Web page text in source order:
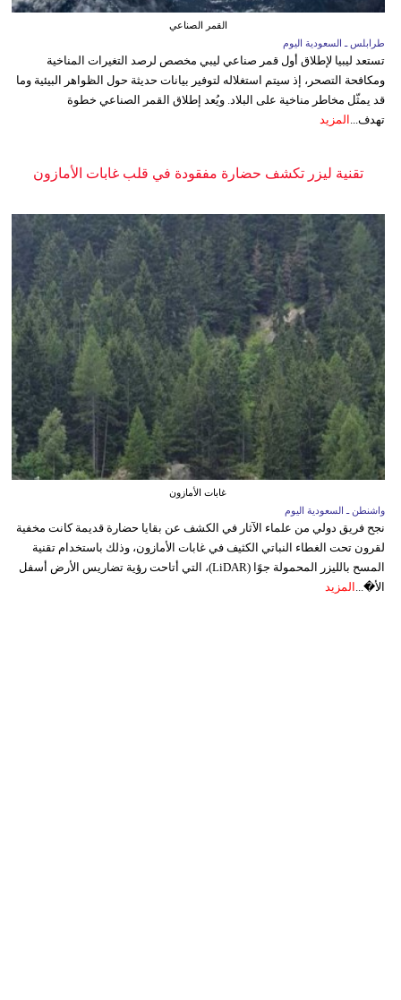
القمر الصناعي
طرابلس ـ السعودية اليوم
تستعد ليبيا لإطلاق أول قمر صناعي ليبي مخصص لرصد التغيرات المناخية
ومكافحة التصحر، إذ سيتم استغلاله لتوفير بيانات حديثة حول الظواهر البيئية وما
قد يمثّل مخاطر مناخية على البلاد. ويُعد إطلاق القمر الصناعي خطوة
تهدف... المزيد
تقنية ليزر تكشف حضارة مفقودة في قلب غابات الأمازون
غابات الأمازون
واشنطن ـ السعودية اليوم
نجح فريق دولي من علماء الآثار في الكشف عن بقايا حضارة قديمة كانت مخفية
لقرون تحت الغطاء النباتي الكثيف في غابات الأمازون، وذلك باستخدام تقنية
المسح بالليزر المحمولة جوًا (LiDAR)، التي أتاحت رؤية تضاريس الأرض أسفل
الأ�... المزيد